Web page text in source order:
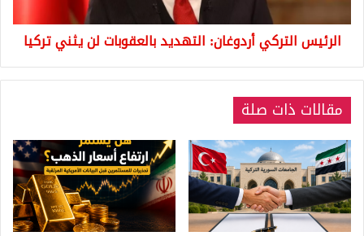
الرئيس التركي أردوغان: التهديد بالعقوبات لن يثني تركيا
مقالات ذات صلة